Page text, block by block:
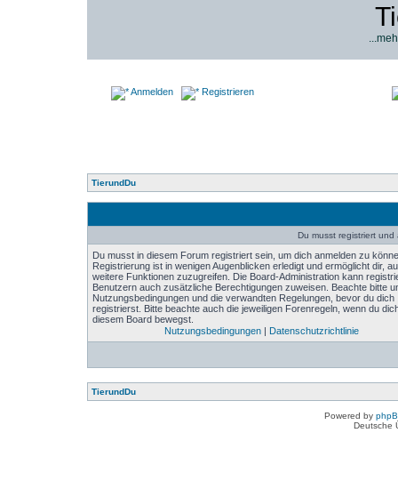
Anmelden Registrieren
TierundDu
Du musst registriert
Du musst in diesem Forum registriert sein, um dich anmelden zu
Registrierung ist in wenigen Augenblicken erledigt und ermöglicht dir,
weitere Funktionen zuzugreifen. Die Board-Administration kann
Benutzern auch zusätzliche Berechtigungen zuweisen. Beachte bitte
Nutzungsbedingungen und die verwandten Regelungen, bevor du dich
registrierst. Bitte beachte auch die jeweiligen Forenregeln, wenn du
diesem Board bewegst.
Nutzungsbedingungen| Datenschutzrichtlinie
TierundDu
Powered by
Deutsche